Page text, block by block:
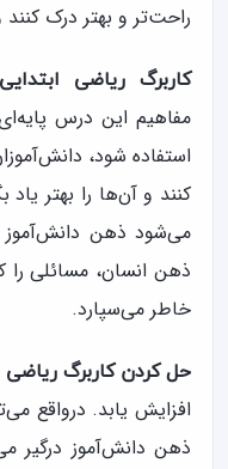
راحت‌تر و بهتر درک
کاربرگ ریاضی ابتدایی
مفاهیم این درس
استفاده شود،
کنند و آن‌ها را بهتر
می‌شود ذهن دانش‌آموز
ذهن انسان، مسائلی را
خاطر می‌سپارد.
حل کردن کاربرگ ریاضی
افزایش یابد. درواقع
ذهن دانش‌آموز